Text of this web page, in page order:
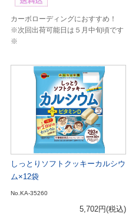
カーボローディングにおすすめ！
※次回出荷可能日は５月中旬頃です
※
しっとりソフトクッキーカルシウ
ム×12袋
No.KA-35260
5,702円(税込)